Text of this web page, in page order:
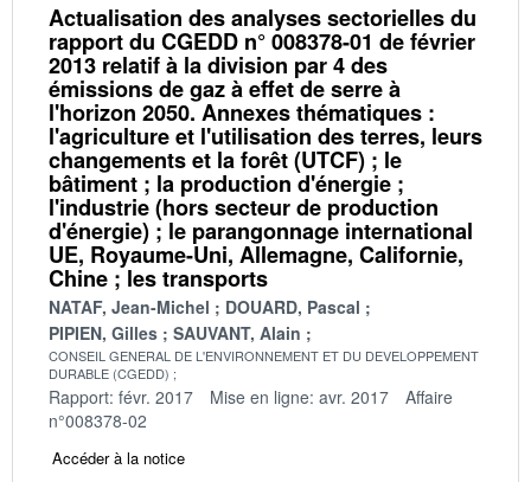
Actualisation des analyses sectorielles du
rapport du CGEDD n° 008378-01 de février
2013 relatif à la division par 4 des
émissions de gaz à effet de serre à
l'horizon 2050. Annexes thématiques :
l'agriculture et l'utilisation des terres, leurs
changements et la forêt (UTCF) ; le
bâtiment ; la production d'énergie ;
l'industrie (hors secteur de production
d'énergie) ; le parangonnage international
UE, Royaume-Uni, Allemagne, Californie,
Chine ; les transports
NATAF, Jean-Michel
DOUARD, Pascal
PIPIEN, Gilles
SAUVANT, Alain
CONSEIL GENERAL DE L'ENVIRONNEMENT ET DU DEVELOPPEMENT
DURABLE (CGEDD)
Rapport: févr. 2017 Mise en ligne: avr. 2017
Affaire
n°008378-02
Accéder à la notice